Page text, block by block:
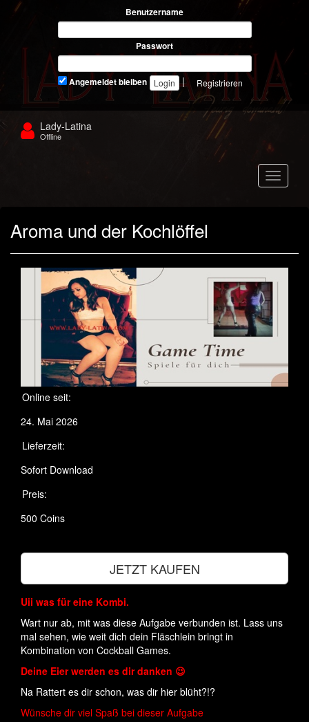
Benutzername
Passwort
Angemeldet bleiben | Registrieren
Lady-Latina
Offline
Aroma und der Kochlöffel
Online seit:
24. Mai 2026
Lieferzeit:
Sofort Download
Preis:
500 Coins
JETZT KAUFEN
Uii was für eine Kombi.
Wart nur ab, mit was diese Aufgabe verbunden ist. Lass uns
mal sehen, wie weit dich dein Fläschlein bringt in
Kombination von Cockball Games.
Deine Eier werden es dir danken 😉
Na Rattert es dir schon, was dir hier blüht?!?
Wünsche dir viel Spaß bei dieser Aufgabe